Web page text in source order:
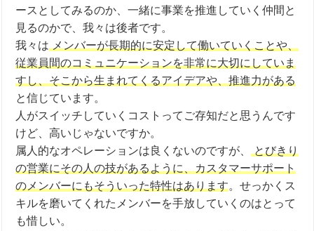
ースとしてみるのか、一緒に事業を推進していく仲間と
見るのかで、我々は後者です。
我々はメンバーが長期的に安定して働いていくことや、
従業員間のコミュニケーションを非常に大切にしていま
すし、そこから生まれてくるアイデアや、推進力がある
と信じています。
人がスイッチしていくコストってご存知だと思うんです
けど、高いじゃないですか。
属人的なオペレーションは良くないのですが、 とびきり
の営業にその人の技があるように、カスタマーサポート
のメンバーにもそういった特性はあります。せっかくス
キルを磨いてくれたメンバーを手放していくのはとって
も惜しい。